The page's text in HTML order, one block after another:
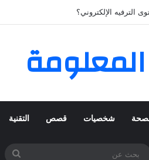
استكشاف رحلة التسوق الذكي.
المعلومة
شخصيات قصص التقنية
عشوائي
بحث